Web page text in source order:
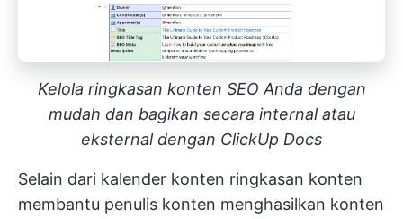
Kelola ringkasan konten SEO Anda dengan
mudah dan bagikan secara internal atau
eksternal dengan ClickUp Docs
Selain dari kalender konten ringkasan konten
membantu penulis konten menghasilkan konten